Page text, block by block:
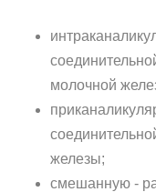
молочной
железы;
смешанную -